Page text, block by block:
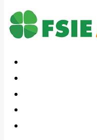
Saltar al contenido